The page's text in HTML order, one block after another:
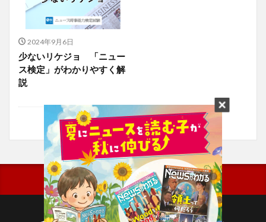
2024年9月6日
少ないリケジョ 「ニュー
ス検定」がわかりやすく解
説